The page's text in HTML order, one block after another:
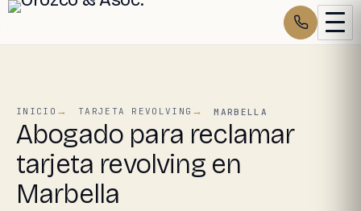
INICIO TARJETA REVOLVING MARBELLA
Abogado para reclamar
tarjeta revolving en
Marbella